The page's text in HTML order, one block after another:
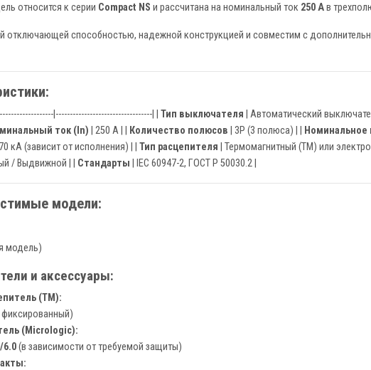
относится к серии Compact NS и рассчитана на номинальный ток 250 Ав
отключающей способностью, надежной конструкцией и совместим с
|----------------------------------| | Тип выключателя | Автоматический
ток (In) | 250 A | | Количество полюсов | 3P (3 полюса) | | Номинальное
кА (зависит от исполнения) | | Тип расцепителя | Термомагнитный (TM) или
/ Выдвижной | | Стандарты | IEC 60947-2, ГОСТ Р 50030.2 |
модели:
модель)
и аксессуары:
(TM):
фиксированный)
(Micrologic):
6.0(в зависимости от требуемой защиты)